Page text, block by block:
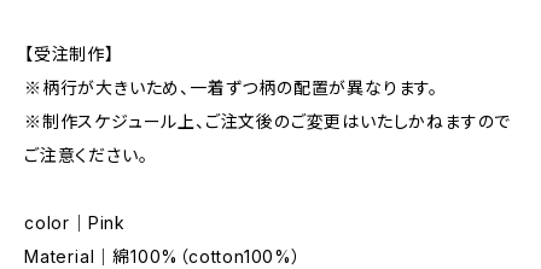
【受注制作】
※柄行が大きいため、一着ずつ柄の配置が異なります。
※制作スケジュール上、ご注文後のご変更はいたしかねますので
ご注意ください。
color｜Pink
Material｜綿100%（cotton100%）